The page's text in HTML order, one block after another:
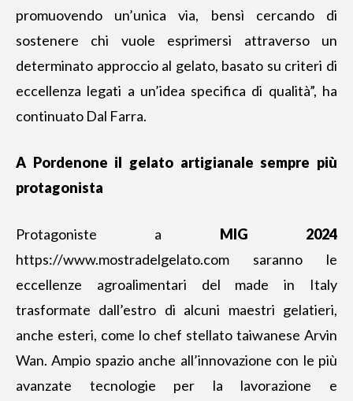
promuovendo un’unica via, bensì cercando di
sostenere chi vuole esprimersi attraverso un
determinato approccio al gelato, basato su criteri di
eccellenza legati a un’idea specifica di qualità”, ha
continuato Dal Farra.
A Pordenone il gelato artigianale sempre più
protagonista
Protagoniste a MIG 2024
https://www.mostradelgelato.com saranno le
eccellenze agroalimentari del made in Italy
trasformate dall’estro di alcuni maestri gelatieri,
anche esteri, come lo chef stellato taiwanese Arvin
Wan. Ampio spazio anche all’innovazione con le più
avanzate tecnologie per la lavorazione e